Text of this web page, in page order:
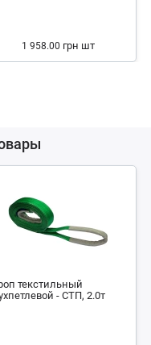
1 958.00 грн шт
текстильный
- СТП, 2.0т